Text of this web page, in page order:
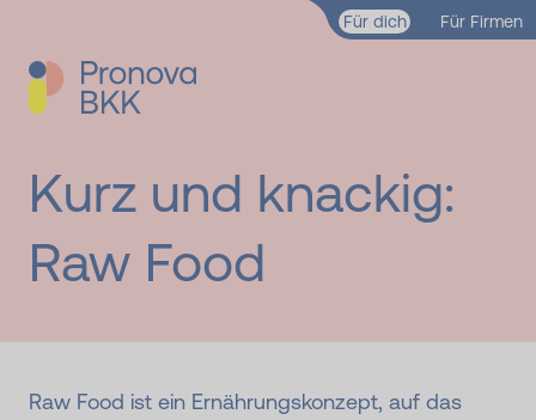
Zum Hauptinhalt springen
Für dich Für Firmen
Kurz und knackig:
Raw Food
Raw Food ist ein Ernährungskonzept, auf das